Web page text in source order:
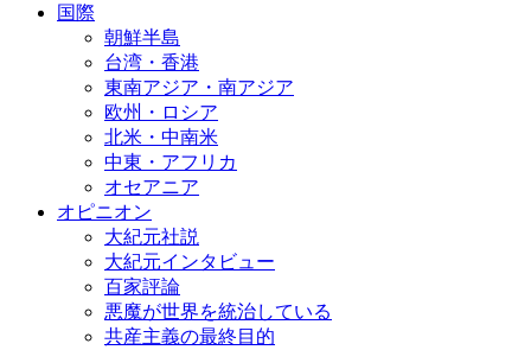
国際
朝鮮半島
台湾・香港
東南アジア・南アジア
欧州・ロシア
北米・中南米
中東・アフリカ
オセアニア
オピニオン
大紀元社説
大紀元インタビュー
百家評論
悪魔が世界を統治している
共産主義の最終目的